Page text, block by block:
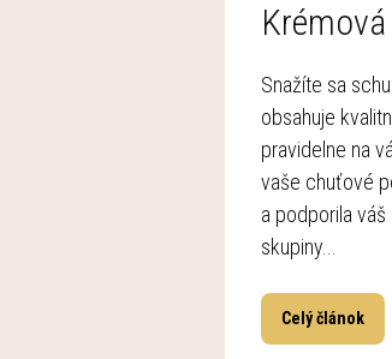
Snažíte sa
obsahuje
pravidelne na
vaše chuťové
a podporila
skupiny...
Celý článok